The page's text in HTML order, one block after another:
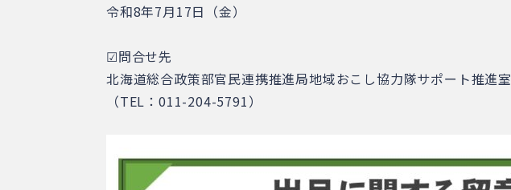
令和8年7月17日（金）
☑問合せ先
北海道総合政策部官民連携推進局地域おこし協力隊サポート推進室
（TEL：011-204-5791）